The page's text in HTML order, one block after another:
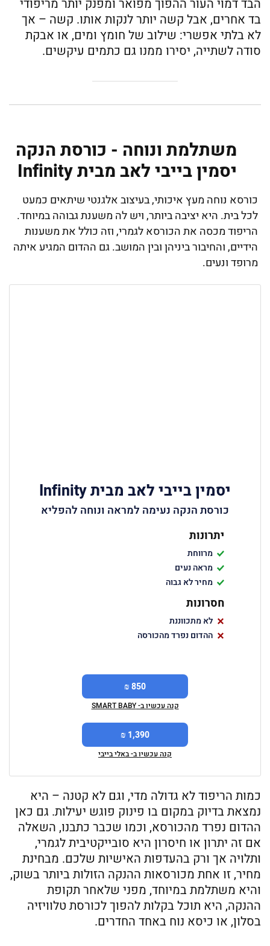
הבד דמוי העור ההפוך מפואר ומפנק יותר מריפודי
בד אחרים, אבל קשה יותר לנקות אותו. קשה – אך
לא בלתי אפשרי: שילוב של חומץ ומים, או אבקת
סודה לשתייה, יסירו ממנו גם כתמים עיקשים.
משתלמת ונוחה - כורסת הנקה
יסמין בייבי לאב מבית Infinity
כורסא נוחה מעץ איכותי, בעיצוב אלגנטי שיתאים כמעט
לכל בית. היא יציבה ביותר, ויש לה משענת גבוהה במיוחד.
הריפוד מכסה את הכורסא לגמרי, וזה כולל את משענות
הידיים, והחיבור ביניהן ובין המושב. גם ההדום המגיע איתה
מרופד ונעים.
יסמין בייבי לאב מבית Infinity
כורסת הנקה נעימה למראה ונוחה להפליא
יתרונות
מרווחת
מראה נעים
מחיר לא גבוה
חסרונות
לא מתכווננת
ההדום נפרד מהכורסה
850 ₪
קנה עכשיו ב- SMART BABY
1,390 ₪
קנה עכשיו ב- באלי בייבי
כמות הריפוד לא גדולה מדי, וגם לא קטנה – היא
נמצאת בדיוק במקום בו פינוק פוגש יעילות. גם כאן
ההדום נפרד מהכורסא, וכמו שכבר כתבנו, השאלה
אם זה יתרון או חיסרון היא סובייקטיבית לגמרי,
ותלויה אך ורק בהעדפות האישיות שלכם. מבחינת
מחיר, זו אחת מכורסאות ההנקה הזולות ביותר בשוק,
והיא משתלמת במיוחד, מפני שלאחר תקופת
ההנקה, היא תוכל בקלות להפוך לכורסת טלוויזיה
בסלון, או כיסא נוח באחד החדרים.